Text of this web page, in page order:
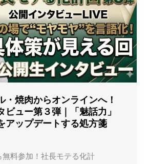
・焼肉からオンラインへ！
ビュー第３弾｜「魅話力」
アップデートする処方箋
料参加！社長モテる化計